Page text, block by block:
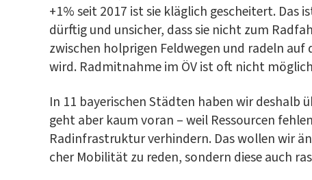
+1% seit 2017 ist sie kläg­lich geschei­tert.
dürf­tig und unsi­cher, dass sie nicht zum
zwi­schen holp­ri­gen Feld­we­gen und radeln
wird. Rad­mit­nah­me im ÖV ist oft nicht
In 11 baye­ri­schen Städ­ten haben wir des­halb
geht aber kaum vor­an – weil Res­sour­cen
Rad­in­fra­struk­tur ver­hin­dern. Das wol­len wir
cher Mobi­li­tät zu reden, son­dern die­se auch